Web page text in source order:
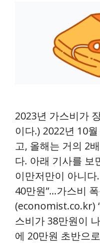
2023년 가스비가
이다.) 2022년 10
고, 올해는 거의 2
다. 아래 기사를 보
이만저만이 아니
40만원”…가스비 폭
(economist.co.kr)
스비가 38만원이
에 20만원 초반으